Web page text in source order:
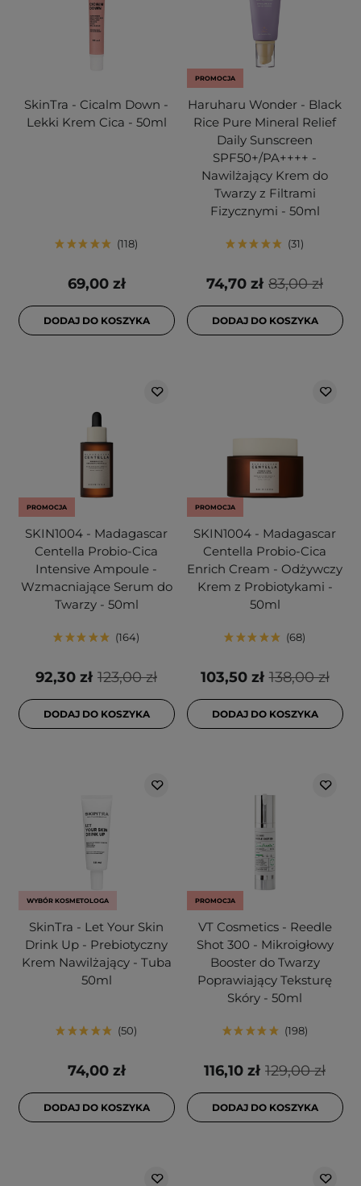
SkinTra - Cicalm Down -
Lekki Krem Cica - 50ml
118
69,00 zł
DODAJ DO KOSZYKA
PROMOCJA
Haruharu Wonder - Black
Rice Pure Mineral Relief
Daily Sunscreen
SPF50+/PA++++ -
Nawilżający Krem do
Twarzy z Filtrami
Fizycznymi - 50ml
31
83,00 zł
74,70 zł
DODAJ DO KOSZYKA
PROMOCJA
SKIN1004 - Madagascar
Centella Probio-Cica
Intensive Ampoule -
Wzmacniające Serum do
Twarzy - 50ml
164
123,00 zł
92,30 zł
DODAJ DO KOSZYKA
PROMOCJA
SKIN1004 - Madagascar
Centella Probio-Cica
Enrich Cream - Odżywczy
Krem z Probiotykami -
50ml
68
138,00 zł
103,50 zł
DODAJ DO KOSZYKA
WYBÓR KOSMETOLOGA
SkinTra - Let Your Skin
Drink Up - Prebiotyczny
Krem Nawilżający - Tuba
50ml
50
74,00 zł
DODAJ DO KOSZYKA
PROMOCJA
VT Cosmetics - Reedle
Shot 300 - Mikroigłowy
Booster do Twarzy
Poprawiający Teksturę
Skóry - 50ml
198
129,00 zł
116,10 zł
DODAJ DO KOSZYKA